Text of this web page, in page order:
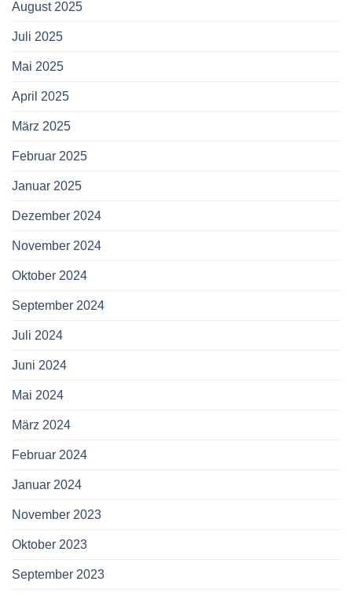
August 2025
Juli 2025
Mai 2025
April 2025
März 2025
Februar 2025
Januar 2025
Dezember 2024
November 2024
Oktober 2024
September 2024
Juli 2024
Juni 2024
Mai 2024
März 2024
Februar 2024
Januar 2024
November 2023
Oktober 2023
September 2023